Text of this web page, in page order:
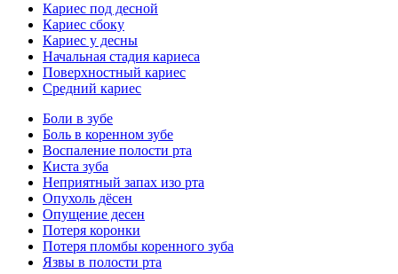
Кариес под десной
Кариес сбоку
Кариес у десны
Начальная стадия кариеса
Поверхностный кариес
Средний кариес
Боли в зубе
Боль в коренном зубе
Воспаление полости рта
Киста зуба
Неприятный запах изо рта
Опухоль дёсен
Опущение десен
Потеря коронки
Потеря пломбы коренного зуба
Язвы в полости рта